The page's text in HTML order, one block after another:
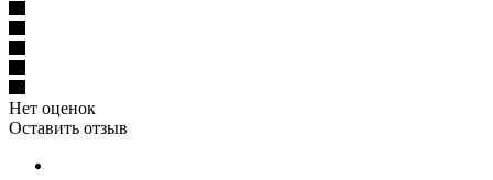
Нет оценок
Оставить отзыв